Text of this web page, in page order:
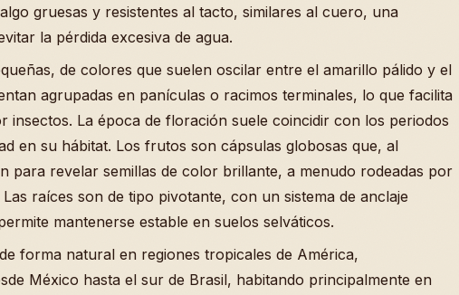
gruesas y resistentes al tacto, similares al cuero, una
la pérdida excesiva de agua.
de colores que suelen oscilar entre el amarillo pálido y el
agrupadas en panículas o racimos terminales, lo que facilita
insectos. La época de floración suele coincidir con los periodos
en su hábitat. Los frutos son cápsulas globosas que, al
para revelar semillas de color brillante, a menudo rodeadas por
raíces son de tipo pivotante, con un sistema de anclaje
mantenerse estable en suelos selváticos.
forma natural en regiones tropicales de América,
México hasta el sur de Brasil, habitando principalmente en